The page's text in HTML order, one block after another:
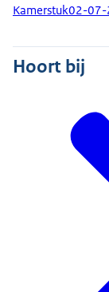
Kamerstuk02-07-
Hoort bij